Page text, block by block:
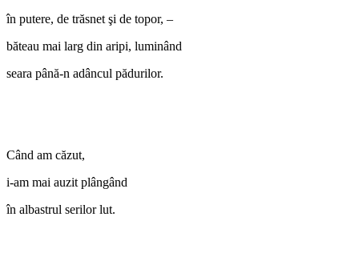
în putere, de trăsnet şi de topor, –
băteau mai larg din aripi, luminând
seara până-n adâncul pădurilor.
Când am căzut,
i-am mai auzit plângând
în albastrul serilor lut.